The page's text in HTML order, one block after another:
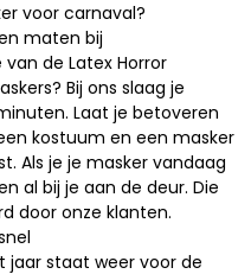
voor carnaval?
maten bij
van de Latex Horror
? Bij ons slaag je
Laat je betoveren
kostuum en een masker
Als je je masker vandaag
al bij je aan de deur. Die
door onze klanten.
staat weer voor de